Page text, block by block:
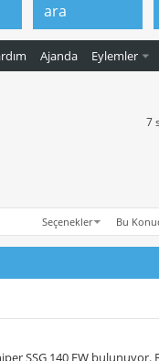
Ajanda Eylemler
ara
7
Seçenekler Bu
SSG 140 FW